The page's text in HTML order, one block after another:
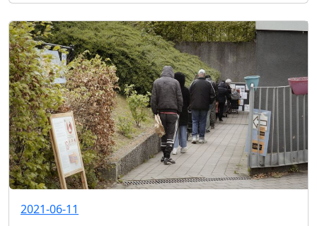
2021-06-11